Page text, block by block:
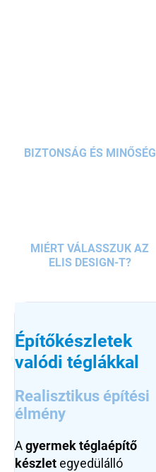
BIZTONSÁG ÉS MINŐSÉG
MIÉRT VÁLASSZUK AZ
ELIS DESIGN-T?
Építőkészletek
valódi téglákkal
Realisztikus építési
élmény
Agyermek téglaépítő
készlet egyedülálló